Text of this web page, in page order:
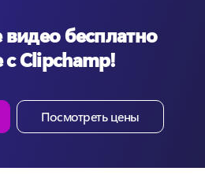
видео бесплатно
с Clipchamp!
Посмотреть цены